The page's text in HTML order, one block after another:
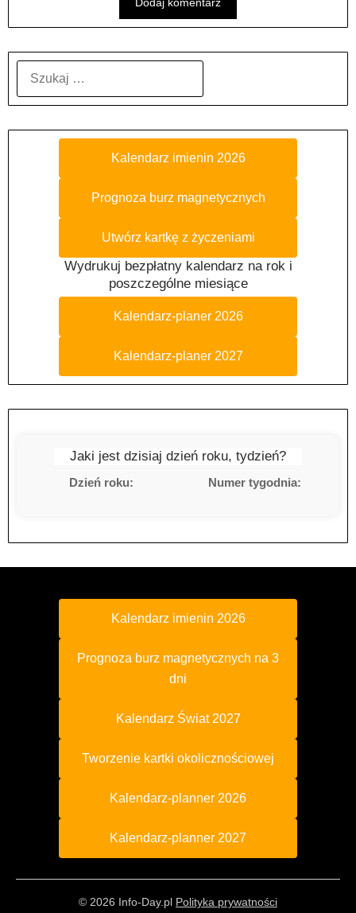
Kalendarz imienin 2026
Prognoza burz magnetycznych
Utwórz kartkę z życzeniami
Wydrukuj bezpłatny kalendarz na rok i
poszczególne miesiące
Kalendarz-planer 2026
Kalendarz-planer 2027
Jaki jest dzisiaj dzień roku, tydzień?
Dzień roku: Numer tygodnia:
Kalendarz imienin 2026
Prognoza burz magnetycznych na 3
dni
Kalendarz Świat 2027
Tworzenie kartki okolicznościowej
Kalendarz-planner 2026
Kalendarz-planner 2027
© 2026 Info-Day.pl Polityka prywatności